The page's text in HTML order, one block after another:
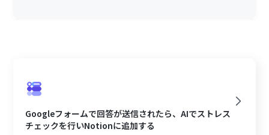
Googleフォームで回答が送信されたら、AIでストレス
チェックを行いNotionに追加する